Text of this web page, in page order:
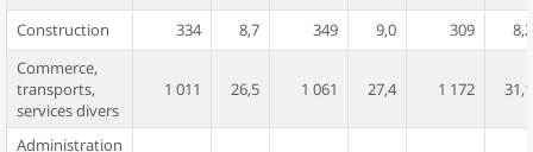
Construction
334 8,7 349 9,0 309
8,2
Commerce,
transports,
services divers
1 011 26,5 1 061 27,4 1 172 31,1
Administration